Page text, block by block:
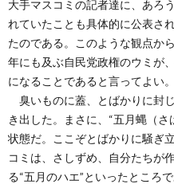
大手マスコミの記者達に、あろ
れていたことも具体的に公表さ
たのである。このような観点か
年にも及ぶ自民党政権のウミが
になることであると言ってよい。
臭いものに蓋、とばかりに封
き出した。まさに、“五月蝿（
状態だ。ここぞとばかりに騒ぎ
コミは、さしずめ、自分たちが
る“五月のハエ”といったところ